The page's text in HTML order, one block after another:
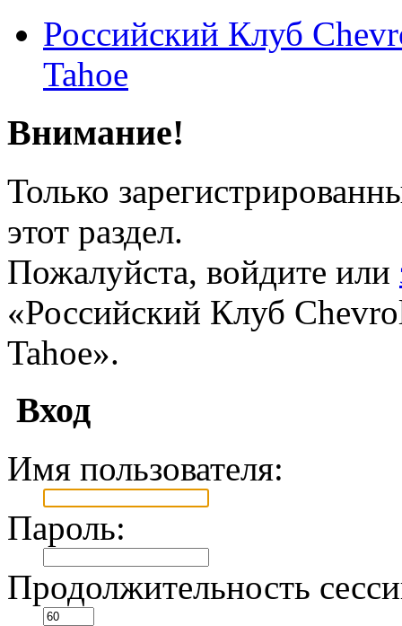
Российский Клуб
Tahoe
Внимание!
Только
этот раздел.
Пожалуйста, войдите или
«Российский Клуб
Tahoe».
Вход
Имя пользователя:
Пароль:
Продолжительность